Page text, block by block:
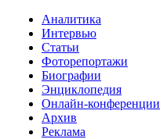
Аналитика
Интервью
Статьи
Фоторепортажи
Биографии
Энциклопедия
Онлайн-конференции
Архив
Реклама